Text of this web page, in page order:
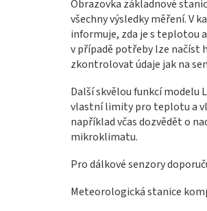
Obrazovka základnové
všechny výsledky měření. V
informuje, zda je s teplotou
v případě potřeby lze načíst
zkontrolovat údaje jak na
Další skvělou funkcí modelu
vlastní limity pro teplotu a
například včas dozvědět o
mikroklimatu.
Pro dálkové senzory
Meteorologická stanice